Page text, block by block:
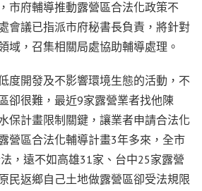
市府輔導推動露營區合法化政策不
會議已指派市府秘書長負責，將針對
域，召集相關局處協助輔導處理。
度開發及不影響環境生態的活動，不
卻很難，最近9家露營業者找他陳
保計畫限制關鍵，讓業者申請合法化
營區合法化輔導計畫3年多來，全市
，遠不如高雄31家、台中25家露營
民返鄉自己土地做露營區卻受法規限